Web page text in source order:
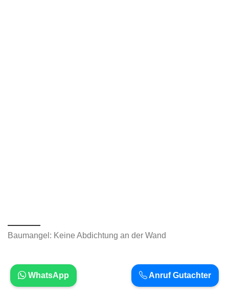
Baumangel: Keine Abdichtung an der Wand
Anruf Gutachter
WhatsApp